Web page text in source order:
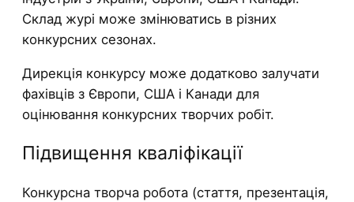
Склад журі може змінюватись в різних
конкурсних сезонах.
Дирекція конкурсу може додатково залучати
фахівців з Європи, США і Канади для
оцінювання конкурсних творчих робіт.
Підвищення кваліфікації
Конкурсна творча робота (стаття, презентація,